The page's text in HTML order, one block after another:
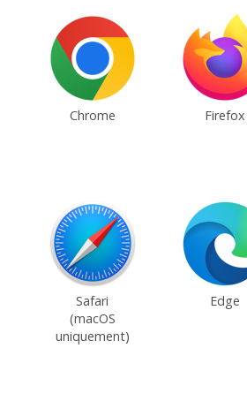
Chrome Firefox
Safari
(macOS
uniquement)
Edge